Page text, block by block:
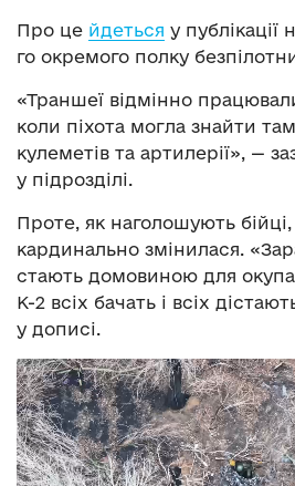
Про це йдеться у публікації
го окремого полку
«Траншеї відмінно
коли піхота могла знайти
кулеметів та артилерії», —
у підрозділі.
Проте, як наголошують бійці,
кардинально змінилася.
стають домовиною для
К-2 всіх бачать і всіх
у дописі.